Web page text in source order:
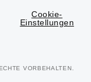
Cookie-
Einstellungen
VORBEHALTEN.